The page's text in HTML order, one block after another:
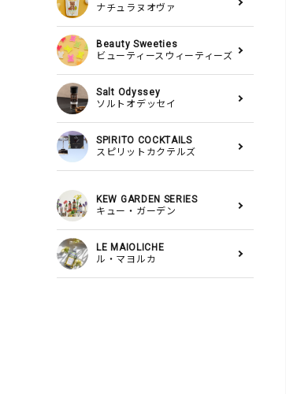
ナチュラヌオヴァ
Beauty Sweeties
ビューティースウィーティーズ
Salt Odyssey
ソルトオデッセイ
SPIRITO COCKTAILS
スピリットカクテルズ
KEW GARDEN SERIES
キュー・ガーデン
LE MAIOLICHE
ル・マヨルカ